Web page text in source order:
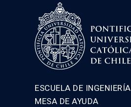
ESCUELA DE INGENIERÍA
MESA DE AYUDA